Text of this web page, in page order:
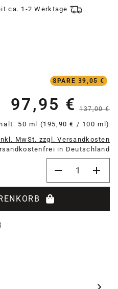
ca. 1-2 Werktage
SPARE 39,05 €
Verkaufspreis:
97,95 € 137,00 €
50 ml (195,90 € / 100 ml)
MwSt. zzgl. Versandkosten
in Deutschland